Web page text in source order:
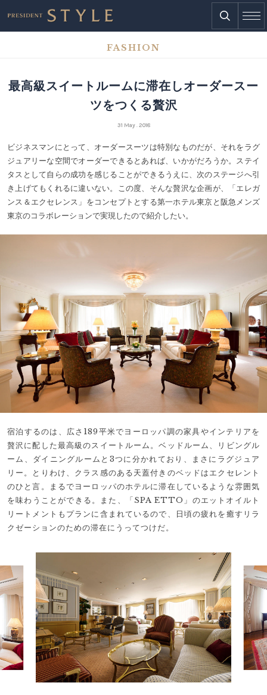
FASHION
最高級スイートルームに滞在しオーダースー
ツをつくる贅沢
31 May . 2018
ビジネスマンにとって、オーダースーツは特別なものだが、それをラグ
ジュアリーな空間でオーダーできるとあれば、いかがだろうか。ステイ
タスとして自らの成功を感じることができるうえに、次のステージへ引
き上げてもくれるに違いない。この度、そんな贅沢な企画が、「エレガ
ンス＆エクセレンス」をコンセプトとする第一ホテル東京と阪急メンズ
東京のコラボレーションで実現したので紹介したい。
宿泊するのは、広さ189平米でヨーロッパ調の家具やインテリアを
贅沢に配した最高級のスイートルーム。ベッドルーム、リビングル
ーム、ダイニングルームと3つに分かれており、まさにラグジュア
リー。とりわけ、クラス感のある天蓋付きのベッドはエクセレント
のひと言。まるでヨーロッパのホテルに滞在しているような雰囲気
を味わうことができる。また、「SPA ETTO」のエットオイルト
リートメントもプランに含まれているので、日頃の疲れを癒すリラ
クゼーションのための滞在にうってつけだ。